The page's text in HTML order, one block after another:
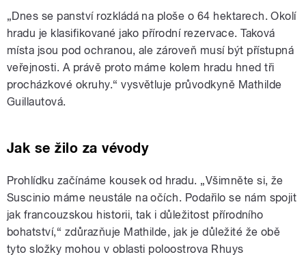
„Dnes se panství rozkládá na ploše o 64 hektarech. Okolí
hradu je klasifikované jako přírodní rezervace. Taková
místa jsou pod ochranou, ale zároveň musí být přístupná
veřejnosti. A právě proto máme kolem hradu hned tři
procházkové okruhy.“ vysvětluje průvodkyně Mathilde
Guillautová.
Jak se žilo za vévody
Prohlídku začínáme kousek od hradu. „Všimněte si, že
Suscinio máme neustále na očích. Podařilo se nám spojit
jak francouzskou historii, tak i důležitost přírodního
bohatství,“ zdůrazňuje Mathilde, jak je důležité že obě
tyto složky mohou v oblasti poloostrova Rhuys